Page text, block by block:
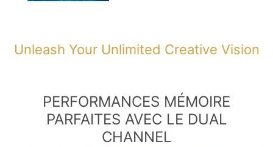
Unleash Your Unlimited Creative Vision
PERFORMANCES MÉMOIRE
PARFAITES AVEC LE DUAL
CHANNEL